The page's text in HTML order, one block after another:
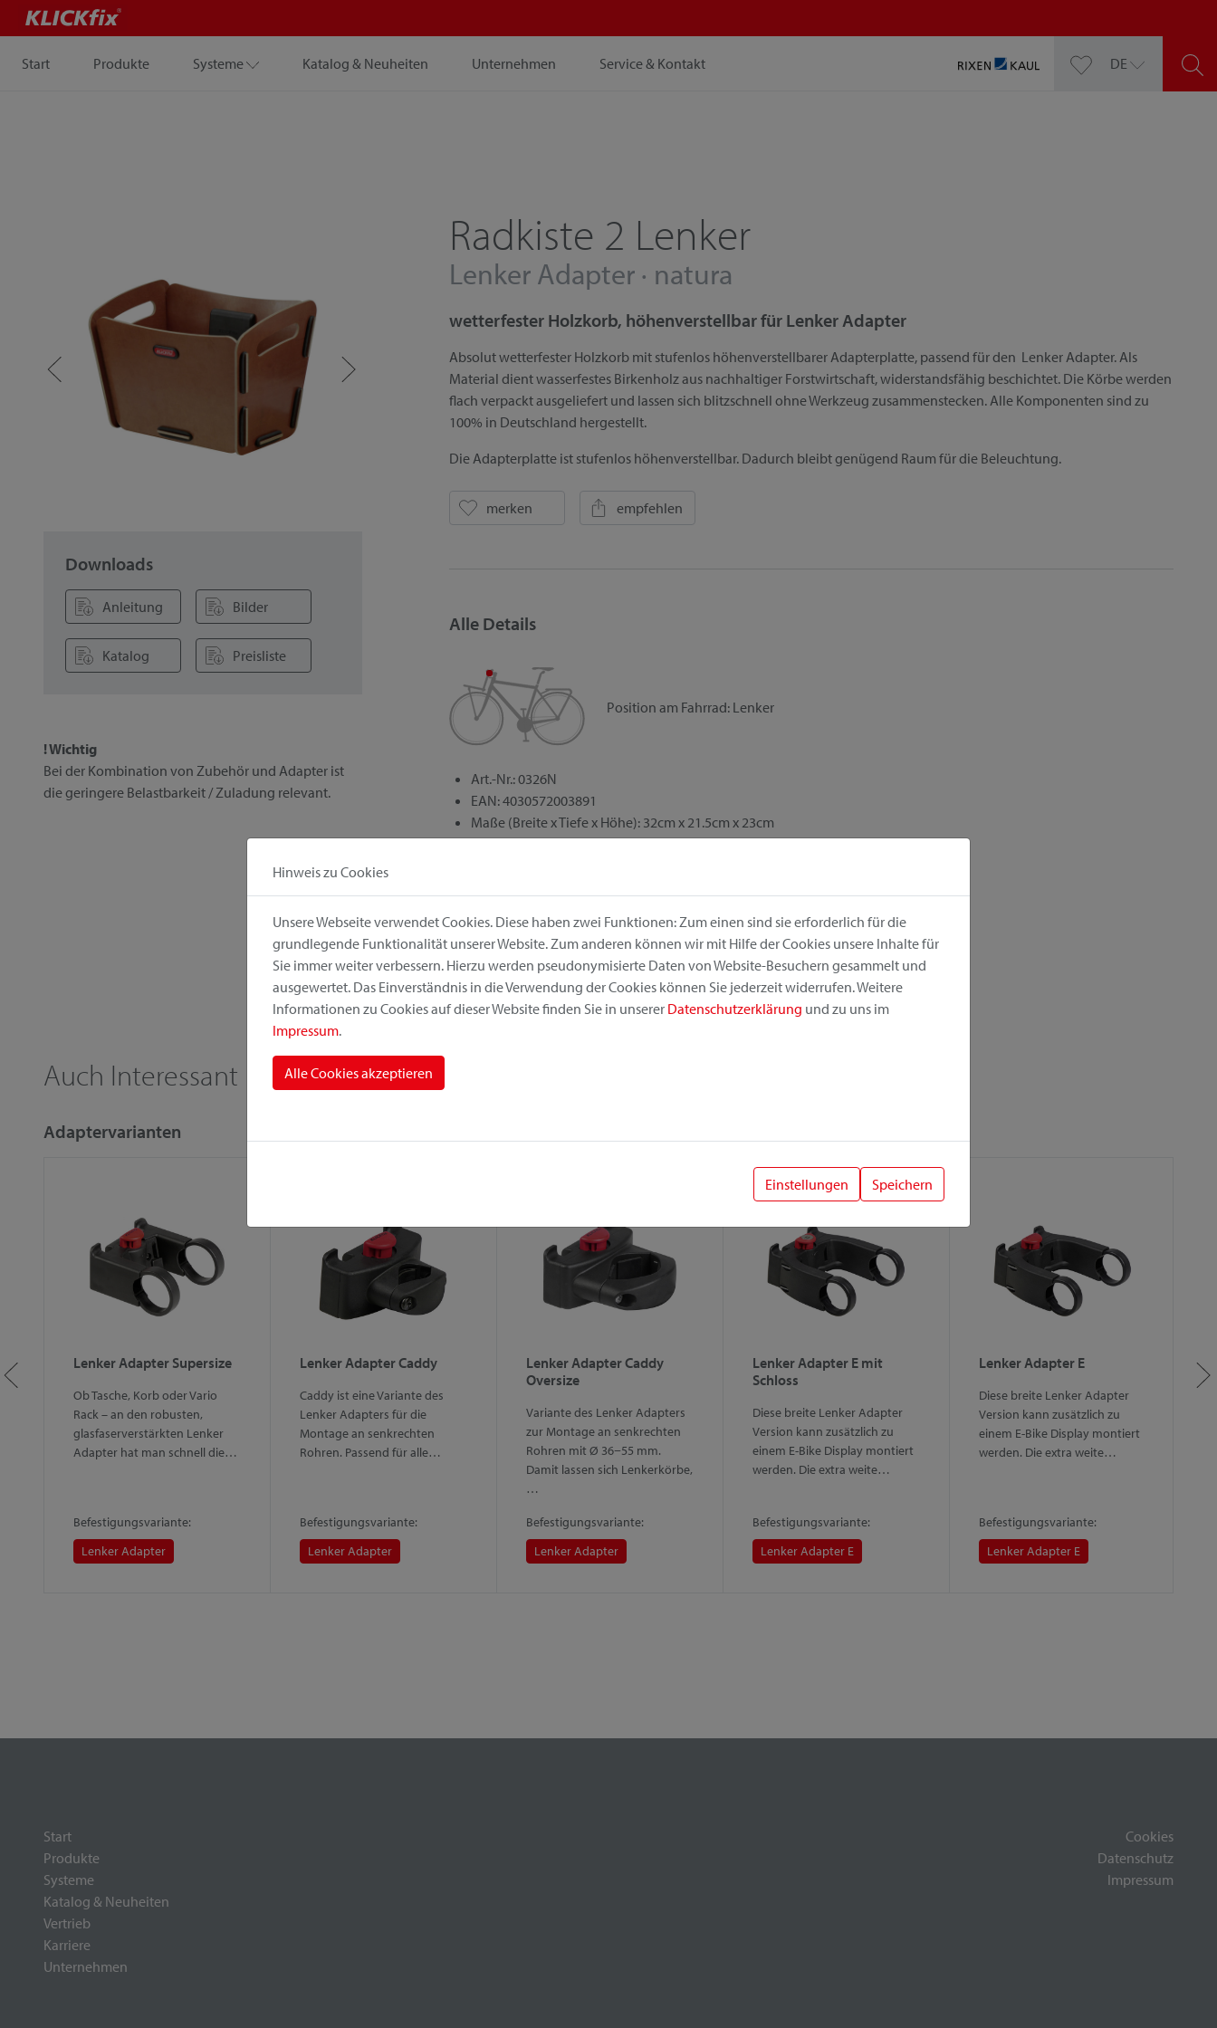
Start Produkte Systeme Katalog & Neuheiten Unternehmen Service & Kontakt DE
Downloads
Anleitung Bilder
Katalog Preisliste
! Wichtig
Bei der Kombination von Zubehör und Adapter ist
die geringere Belastbarkeit / Zuladung relevant.
Radkiste 2 Lenker
Lenker Adapter · natura
wetterfester Holzkorb, höhenverstellbar für Lenker Adapter
Absolut wetterfester Holzkorb mit stufenlos höhenverstellbarer Adapterplatte, passend für den Lenker Adapter. Als
Material dient wasserfestes Birkenholz aus nachhaltiger Forstwirtschaft, widerstandsfähig beschichtet. Die Körbe werden
flach verpackt ausgeliefert und lassen sich blitzschnell ohne Werkzeug zusammenstecken. Alle Komponenten sind zu
100% in Deutschland hergestellt.
Die Adapterplatte ist stufenlos höhenverstellbar. Dadurch bleibt genügend Raum für die Beleuchtung.
merken empfehlen
Alle Details
Position am Fahrrad: Lenker
Art.-Nr.: 0326N
EAN: 4030572003891
Maße (Breite x Tiefe x Höhe): 32cm x 21.5cm x 23cm
Gewicht: 1030 g
empf. VKP: 63,95 €
Auch Interessant
Adaptervarianten
Lenker Adapter Supersize
Ob Tasche, Korb oder Vario
Rack – an den robusten,
glasfaserverstärkten Lenker
Adapter hat man schnell die…
Befestigungsvariante:
Lenker Adapter
Lenker Adapter Caddy
Caddy ist eine Variante des
Lenker Adapters für die
Montage an senkrechten
Rohren. Passend für alle…
Befestigungsvariante:
Lenker Adapter
Lenker Adapter Caddy
Oversize
Variante des Lenker Adapters
zur Montage an senkrechten
Rohren mit Ø 36−55 mm.
Damit lassen sich Lenkerkörbe,
…
Befestigungsvariante:
Lenker Adapter
Lenker Adapter E mit
Schloss
Diese breite Lenker Adapter
Version kann zusätzlich zu
einem E-Bike Display montiert
werden. Die extra weite…
Befestigungsvariante:
Lenker Adapter E
Lenker Adapter E
Diese breite Lenker Adapter
Version kann zusätzlich zu
einem E-Bike Display montiert
werden. Die extra weite…
Befestigungsvariante:
Lenker Adapter E
Start
Produkte
Systeme
Katalog & Neuheiten
Vertrieb
Karriere
Unternehmen
Cookies
Datenschutz
Impressum
Hinweis zu Cookies
Unsere Webseite verwendet Cookies. Diese haben zwei Funktionen: Zum einen sind sie erforderlich für die
grundlegende Funktionalität unserer Website. Zum anderen können wir mit Hilfe der Cookies unsere Inhalte für
Sie immer weiter verbessern. Hierzu werden pseudonymisierte Daten von Website-Besuchern gesammelt und
ausgewertet. Das Einverständnis in die Verwendung der Cookies können Sie jederzeit widerrufen. Weitere
Informationen zu Cookies auf dieser Website finden Sie in unserer Datenschutzerklärung und zu uns im
Impressum.
Alle Cookies akzeptieren
Einstellungen Speichern